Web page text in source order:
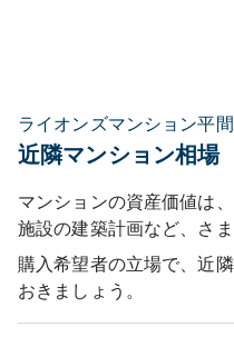
ライオンズマンション平
近隣マンション相場
マンションの資産価値は
施設の建築計画など、さ
購入希望者の立場で、近
おきましょう。